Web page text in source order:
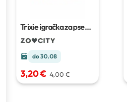
Trixie igračka za pse
do 30.08
3,20 € 4,00 €